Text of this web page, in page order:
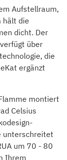
Aufstellraum,
hält die
dicht. Der
über
die
ergänzt
montiert
Celsius
unterschreitet
um 70 - 80
Ihrem